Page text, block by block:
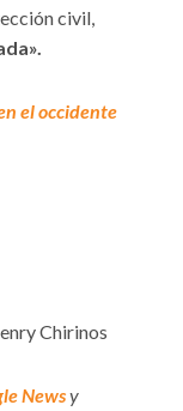
civil,
el occidente
Chirinos
Newsy